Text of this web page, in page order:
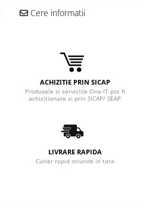
Cere informatii
ACHIZITIE PRIN SICAP
Produsele si serviciile One-IT pot fi
achizitionate si prin SICAP/ SEAP
LIVRARE RAPIDA
Curier rapid oriunde in tara